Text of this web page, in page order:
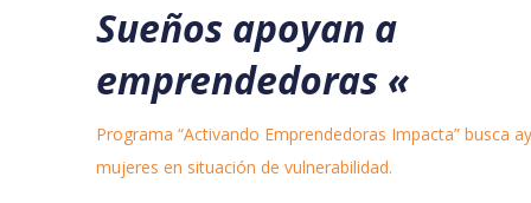
Sueños apoyan a
emprendedoras «
Programa “Activando Emprendedoras Impacta” busca
mujeres en situación de vulnerabilidad.